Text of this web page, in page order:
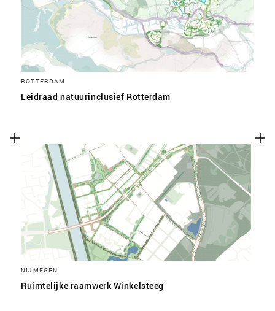
ROTTERDAM
Leidraad natuurinclusief Rotterdam
NIJMEGEN
Ruimtelijke raamwerk Winkelsteeg